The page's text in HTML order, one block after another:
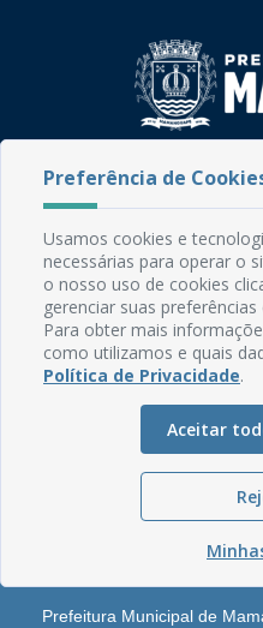
Rua do Imperador,
Email:
Expediente: Segunda à
Mapa do
Perguntas
Glossário
Ouvidoria
Serviços
Política de
Prefeitura Municipal de
Preferência de
Usamos cookies e
necessárias para operar o
o nosso uso de cookies
gerenciar suas
Para obter mais
como utilizamos e quais
Política de Privacidade.
Aceitar